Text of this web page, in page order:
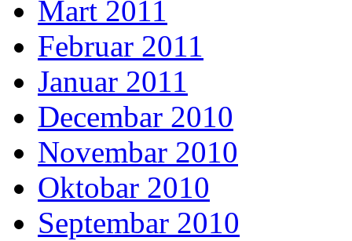
Mart 2011
Februar 2011
Januar 2011
Decembar 2010
Novembar 2010
Oktobar 2010
Septembar 2010